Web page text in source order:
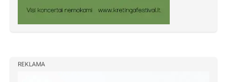
REKLAMA